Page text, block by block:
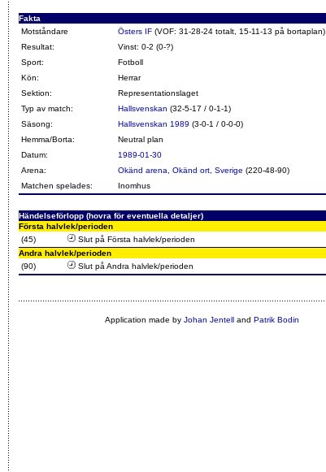
Fakta
Motståndare
Östers IF (VOF: 31-28-24 totalt, 15-11-13 på bortaplan)
Resultat:
Vinst: 0-2 (0-?)
Sport:
Fotboll
Kön:
Herrar
Sektion:
Representationslaget
Typ av match:
Hallsvenskan (32-5-17 / 0-1-1)
Säsong:
Hallsvenskan 1989 (3-0-1 / 0-0-0)
Hemma/Borta:
Neutral plan
Datum:
1989-01-30
Arena:
Okänd arena, Okänd ort, Sverige (220-48-90)
Matchen spelades:
Inomhus
Händelseförlopp (hovra för eventuella detaljer)
Första halvlek/perioden
(45)
Slut på Första halvlek/perioden
Andra halvlek/perioden
(90)
Slut på Andra halvlek/perioden
Application made by Johan Jentelland Patrik Bodin